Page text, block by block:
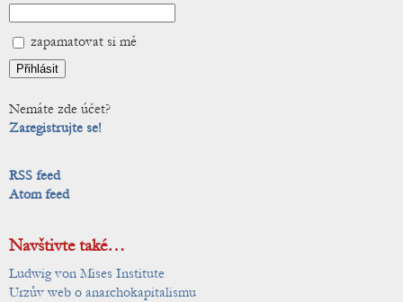
zapamatovat si mě
Nemáte zde účet?
Zaregistrujte se!
RSS feed
Atom feed
Navštivte také…
Ludwig von Mises Institute
Urzův web o anarchokapitalismu